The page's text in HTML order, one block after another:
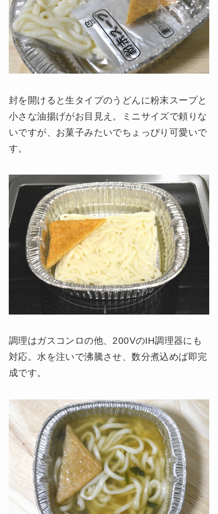
封を開けると生タイプのうどんに粉末スープと
小さな油揚げがお目見え。ミニサイズで頼りな
いですが、お菓子みたいでちょっぴり可愛いで
す。
調理はガスコンロの他、200VのIH調理器にも
対応。水を注いで沸騰させ、数分煮込めば即完
成です。